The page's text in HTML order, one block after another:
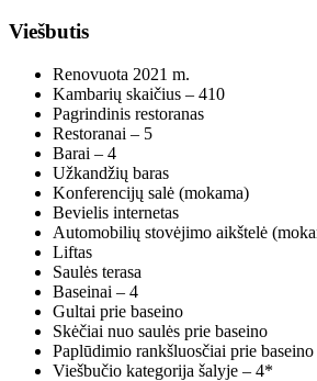
Viešbutis
Renovuota 2021 m.
Kambarių skaičius – 410
Pagrindinis restoranas
Restoranai – 5
Barai – 4
Užkandžių baras
Konferencijų salė (mokama)
Bevielis internetas
Automobilių stovėjimo aikštelė
Liftas
Saulės terasa
Baseinai – 4
Gultai prie baseino
Skėčiai nuo saulės prie baseino
Paplūdimio rankšluosčiai prie
Viešbučio kategorija šalyje – 4*